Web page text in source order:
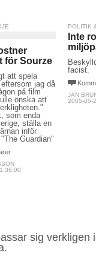
för Sourze
att spela
jag då
på film
önska att
som enda
ställa en
inför
Guardian"
POLITIK
Inte
facist.
JAN
2005-05-
sig verkligen